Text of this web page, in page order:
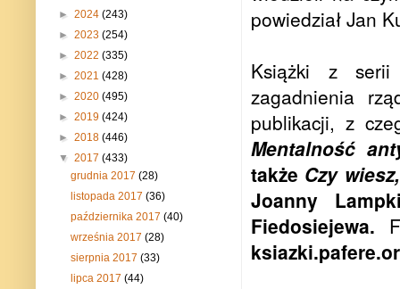
powiedział Jan
Książki z serii
zagadnienia
publikacji, z
Mentalność
także Czy
Joanny
Fiedosiejewa.
► 2024 (243)
► 2023 (254)
► 2022 (335)
► 2021 (428)
► 2020 (495)
► 2019 (424)
► 2018 (446)
▼ 2017 (433)
grudnia 2017(28)
listopada 2017(36)
października 2017(40)
września 2017(28)
sierpnia 2017(33)
lipca 2017(44)